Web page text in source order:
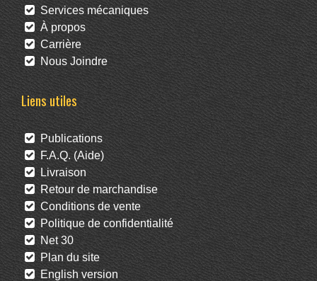
Services mécaniques
À propos
Carrière
Nous Joindre
Liens utiles
Publications
F.A.Q. (Aide)
Livraison
Retour de marchandise
Conditions de vente
Politique de confidentialité
Net 30
Plan du site
English version